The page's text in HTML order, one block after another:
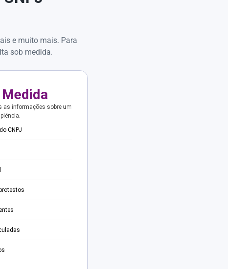
e muito mais. Para
sob medida.
as informações sobre um
CNPJ